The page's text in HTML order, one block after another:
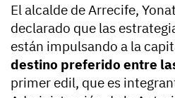
El alcalde de Arrecife,
declarado que las
están impulsando a la
destino preferido entre
primer edil, que es